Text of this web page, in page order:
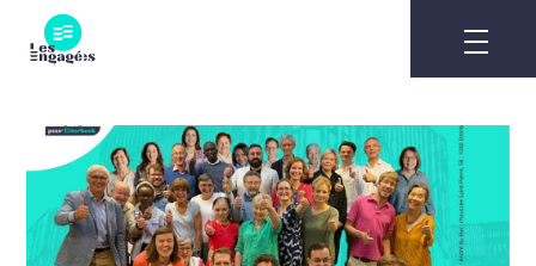
content